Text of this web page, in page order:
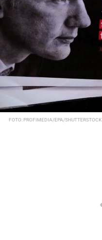
FOTO: PROFIMEDIA/EPA/SHUTTERSTOCK